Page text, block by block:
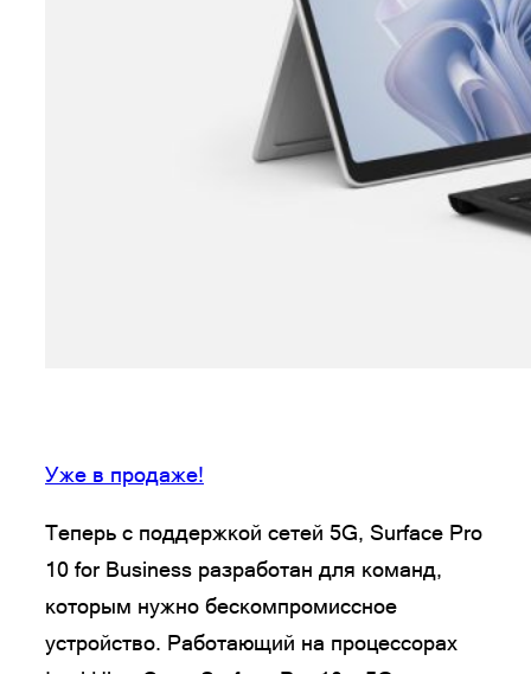
Уже в продаже!
Теперь с поддержкой сетей 5G, Surface Pro
10 for Business разработан для команд,
которым нужно бескомпромиссное
устройство. Работающий на процессорах